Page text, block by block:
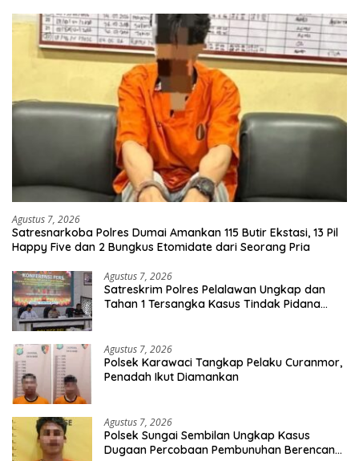
Agustus 7, 2026
Satresnarkoba Polres Dumai Amankan 115 Butir Ekstasi, 13 Pil
Happy Five dan 2 Bungkus Etomidate dari Seorang Pria
Agustus 7, 2026
Satreskrim Polres Pelalawan Ungkap dan
Tahan 1 Tersangka Kasus Tindak Pidana
Agustus 7, 2026
Polsek Karawaci Tangkap Pelaku Curanmor,
Penadah Ikut Diamankan
Agustus 7, 2026
Polsek Sungai Sembilan Ungkap Kasus
Dugaan Percobaan Pembunuhan Berencana,